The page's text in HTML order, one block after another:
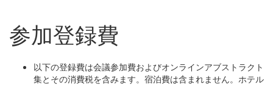
参加登録費
以下の登録費は会議参加費およびオンラインアブストラクト
集とその消費税を含みます。宿泊費は含まれません。ホテル